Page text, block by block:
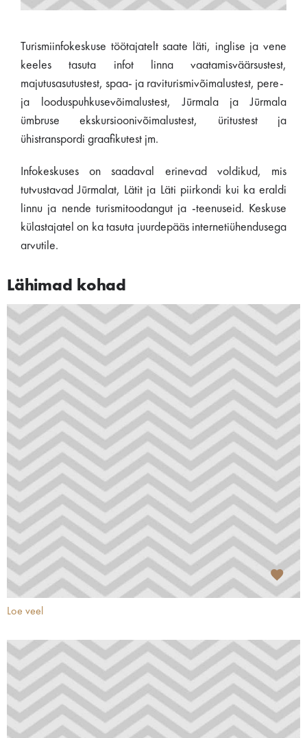
Turismiinfokeskuse töötajatelt saate läti, inglise ja vene
keeles tasuta infot linna vaatamisväärsustest,
majutusasutustest, spaa- ja raviturismivõimalustest, pere-
ja looduspuhkusevõimalustest, Jūrmala ja Jūrmala
ümbruse ekskursioonivõimalustest, üritustest ja
ühistranspordi graafikutest jm.
Infokeskuses on saadaval erinevad voldikud, mis
tutvustavad Jūrmalat, Lätit ja Läti piirkondi kui ka eraldi
linnu ja nende turismitoodangut ja -teenuseid. Keskuse
külastajatel on ka tasuta juurdepääs internetiühendusega
arvutile.
Lähimad kohad
Loe veel